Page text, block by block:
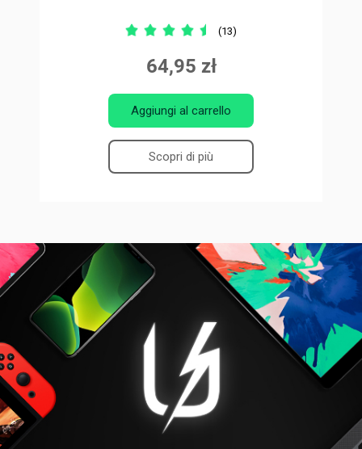
(13)
64,95 zł
Aggiungi al carrello
Scopri di più